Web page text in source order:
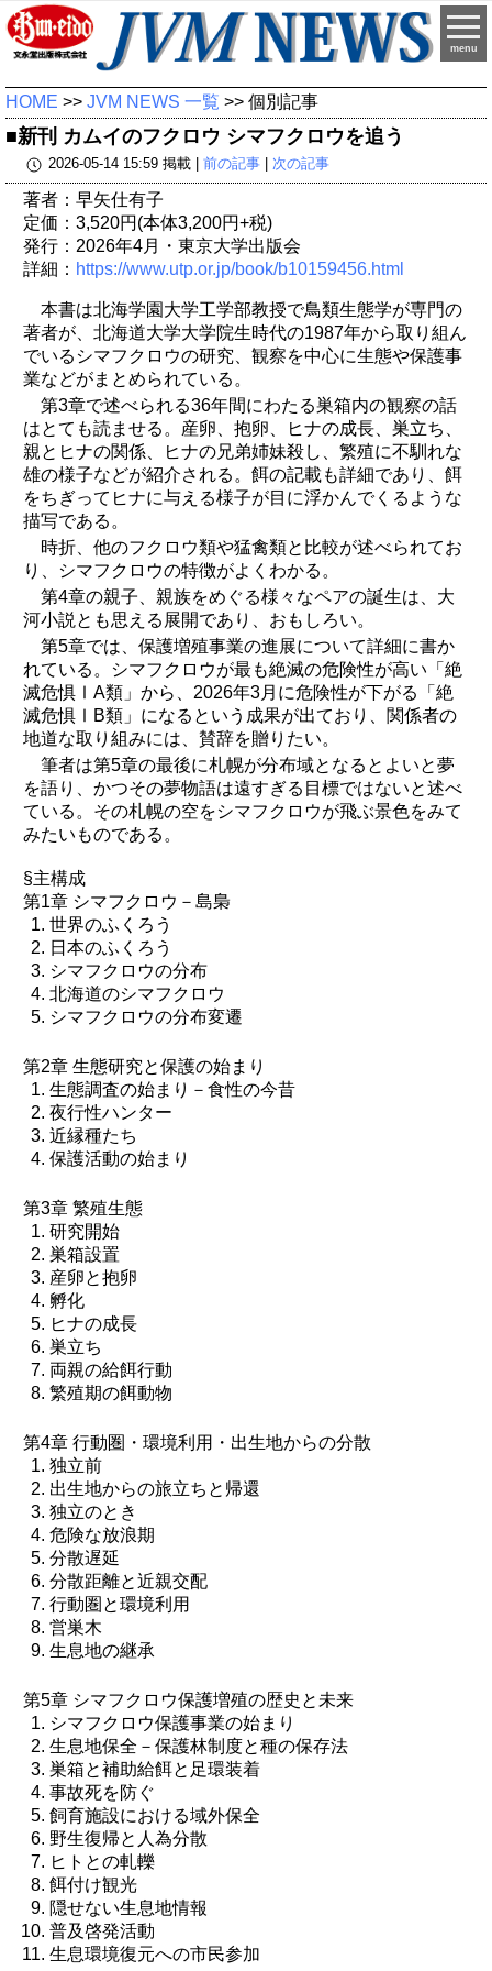
menu
HOME >> JVM NEWS 一覧 >> 個別記事
■新刊 カムイのフクロウ シマフクロウを追う
2026-05-14 15:59 掲載 | 前の記事| 次の記事
著者：早矢仕有子
定価：3,520円(本体3,200円+税)
発行：2026年4月・東京大学出版会
詳細： https://www.utp.or.jp/book/b10159456.html
本書は北海学園大学工学部教授で鳥類生態学が専門の
著者が、北海道大学大学院生時代の1987年から取り組ん
でいるシマフクロウの研究、観察を中心に生態や保護事
業などがまとめられている。
第3章で述べられる36年間にわたる巣箱内の観察の話
はとても読ませる。産卵、抱卵、ヒナの成長、巣立ち、
親とヒナの関係、ヒナの兄弟姉妹殺し、繁殖に不馴れな
雄の様子などが紹介される。餌の記載も詳細であり、餌
をちぎってヒナに与える様子が目に浮かんでくるような
描写である。
時折、他のフクロウ類や猛禽類と比較が述べられてお
り、シマフクロウの特徴がよくわかる。
第4章の親子、親族をめぐる様々なペアの誕生は、大
河小説とも思える展開であり、おもしろい。
第5章では、保護増殖事業の進展について詳細に書か
れている。シマフクロウが最も絶滅の危険性が高い「絶
滅危惧ⅠA類」から、2026年3月に危険性が下がる「絶
滅危惧ⅠB類」になるという成果が出ており、関係者の
地道な取り組みには、賛辞を贈りたい。
筆者は第5章の最後に札幌が分布域となるとよいと夢
を語り、かつその夢物語は遠すぎる目標ではないと述べ
ている。その札幌の空をシマフクロウが飛ぶ景色をみて
みたいものである。
§主構成
第1章 シマフクロウ－島梟
世界のふくろう
日本のふくろう
シマフクロウの分布
北海道のシマフクロウ
シマフクロウの分布変遷
第2章 生態研究と保護の始まり
生態調査の始まり－食性の今昔
夜行性ハンター
近縁種たち
保護活動の始まり
第3章 繁殖生態
研究開始
巣箱設置
産卵と抱卵
孵化
ヒナの成長
巣立ち
両親の給餌行動
繁殖期の餌動物
第4章 行動圏・環境利用・出生地からの分散
独立前
出生地からの旅立ちと帰還
独立のとき
危険な放浪期
分散遅延
分散距離と近親交配
行動圏と環境利用
営巣木
生息地の継承
第5章 シマフクロウ保護増殖の歴史と未来
シマフクロウ保護事業の始まり
生息地保全－保護林制度と種の保存法
巣箱と補助給餌と足環装着
事故死を防ぐ
飼育施設における域外保全
野生復帰と人為分散
ヒトとの軋轢
餌付け観光
隠せない生息地情報
普及啓発活動
生息環境復元への市民参加